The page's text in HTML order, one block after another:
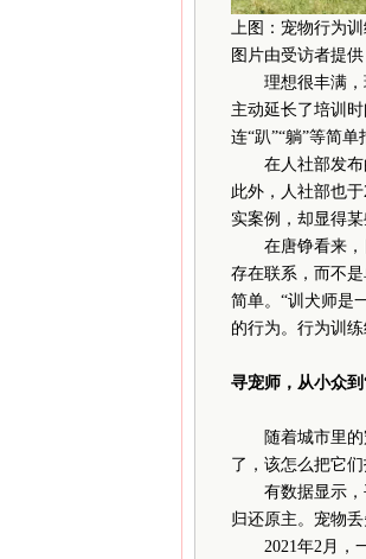
上图：宠物行为
图片由受访者提供
理想很丰满，现
主动延长了培训
连“趴”“躺”等简单
在人社部发布的
此外，人社部也
实案例，却显得
在唐铮看来，目
存在联系，而不
简单。“训犬师是
的行为。行为训
寻宠师，从小众到
随着城市里的宠
了，该怎么把它们
有数据显示，平
归还原主。宠物
2021年2月，一